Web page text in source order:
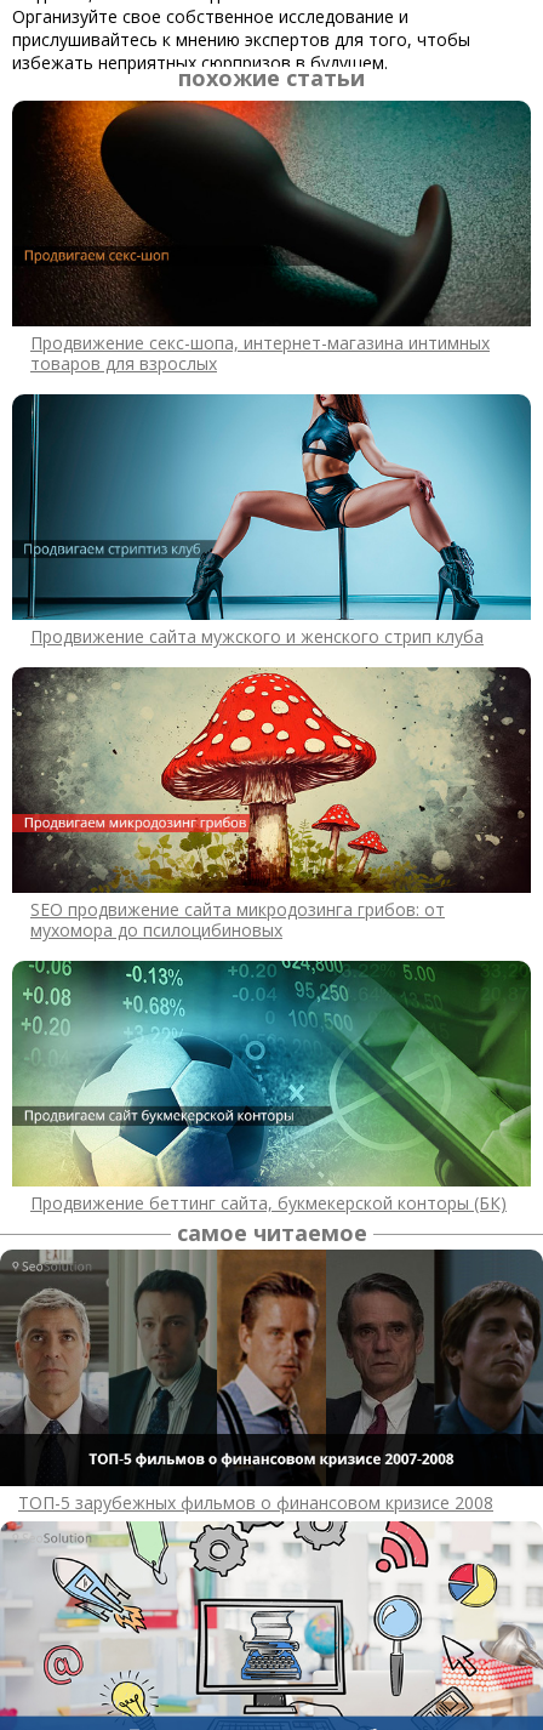
Организуйте свое собственное исследование и
прислушивайтесь к мнению экспертов для того, чтобы
избежать неприятных сюрпризов в будущем.
похожие статьи
Продвижение секс-шопа, интернет-магазина интимных
товаров для взрослых
Продвижение сайта мужского и женского стрип клуба
SEO продвижение сайта микродозинга грибов: от
мухомора до псилоцибиновых
Продвижение беттинг сайта, букмекерской конторы (БК)
самое читаемое
ТОП-5 зарубежных фильмов о финансовом кризисе 2008